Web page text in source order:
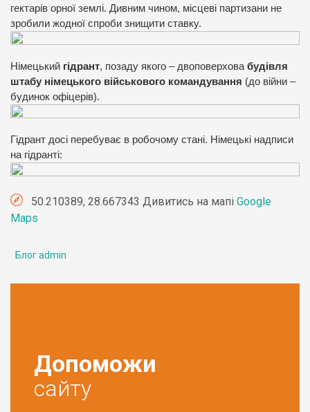
гектарів орної землі. Дивним чином, місцеві партизани не
зробили жодної спроби знищити ставку.
Німецький гідрант, позаду якого – двоповерхова будівля
штабу німецького військового командування (до війни –
будинок офіцерів).
Гідрант досі перебуває в робочому стані. Німецькі надписи
на гідранті:
50.210389, 28.667343 Дивитись на мапі Google
Maps
Блог admin
Допоможи
сайту